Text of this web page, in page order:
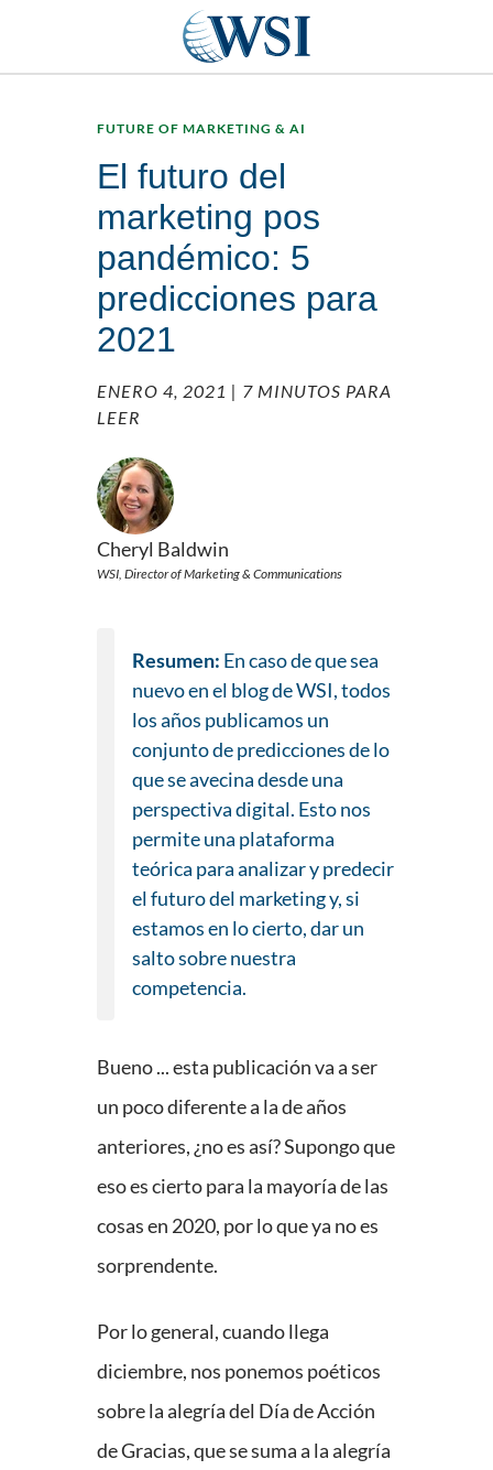
FUTURE OF MARKETING & AI
El futuro del
marketing pos
pandémico: 5
predicciones para
2021
ENERO 4, 2021 | 7 MINUTOS PARA
LEER
Cheryl Baldwin
WSI, Director of Marketing & Communications
Resumen: En caso de que sea
nuevo en el blog de WSI, todos
los años publicamos un
conjunto de predicciones de lo
que se avecina desde una
perspectiva digital. Esto nos
permite una plataforma
teórica para analizar y predecir
el futuro del marketing y, si
estamos en lo cierto, dar un
salto sobre nuestra
competencia.
Bueno ... esta publicación va a ser
un poco diferente a la de años
anteriores, ¿no es así? Supongo que
eso es cierto para la mayoría de las
cosas en 2020, por lo que ya no es
sorprendente.
Por lo general, cuando llega
diciembre, nos ponemos poéticos
sobre la alegría del Día de Acción
de Gracias, que se suma a la alegría